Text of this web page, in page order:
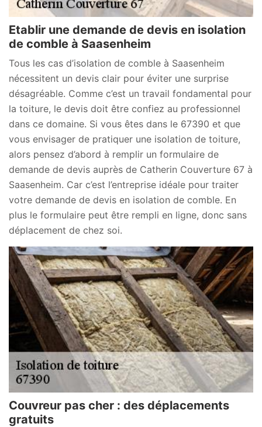
Etablir une demande de devis en isolation
de comble à Saasenheim
Tous les cas d’isolation de comble à Saasenheim
nécessitent un devis clair pour éviter une surprise
désagréable. Comme c’est un travail fondamental pour
la toiture, le devis doit être confiez au professionnel
dans ce domaine. Si vous êtes dans le 67390 et que
vous envisager de pratiquer une isolation de toiture,
alors pensez d’abord à remplir un formulaire de
demande de devis auprès de Catherin Couverture 67 à
Saasenheim. Car c’est l’entreprise idéale pour traiter
votre demande de devis en isolation de comble. En
plus le formulaire peut être rempli en ligne, donc sans
déplacement de chez soi.
Couvreur pas cher : des déplacements
gratuits